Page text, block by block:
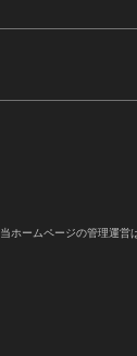
当ホームページの管理運営